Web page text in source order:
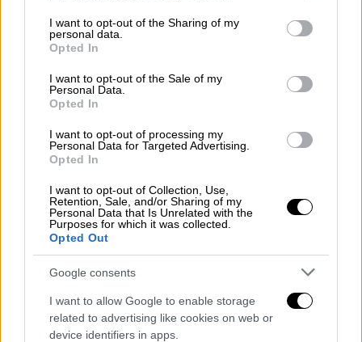
not limited to your visit or usage behaviour. You may click to
grant or deny consent to Google and its third-party tags to
use your data for below specified purposes in below Google
consent section.
I want to opt-out of the Sharing of my
personal data.
Opted In
I want to opt-out of the Sale of my
Personal Data.
Opted In
I want to opt-out of processing my
Personal Data for Targeted Advertising.
Opted In
I want to opt-out of Collection, Use,
Retention, Sale, and/or Sharing of my
Personal Data that Is Unrelated with the
Purposes for which it was collected.
Opted Out
Google consents
I want to allow Google to enable storage
related to advertising like cookies on web or
device identifiers in apps.
Οι... AI εικόνες της Μελόνι με εσώρουχα
στέλνουν μήνυμα για τα deepfakes - «Το
ζήτημα δεν αφορά μόνο εμένα»
«Σκέψου πριν τις κοινοποιήσεις» το μήνυμα
που έστειλε